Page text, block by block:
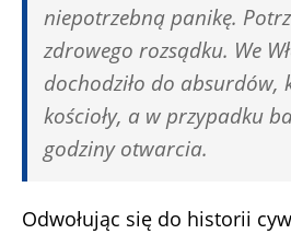
niepotrzebną panikę.
zdrowego rozsądku. We
dochodziło do absurdów,
kościoły, a w przypadku
godziny otwarcia.
Odwołując się do historii